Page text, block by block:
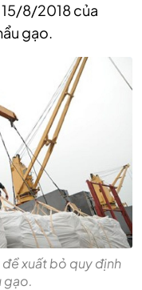
8/2018 của
gạo.
xuất bỏ quy định
gạo.